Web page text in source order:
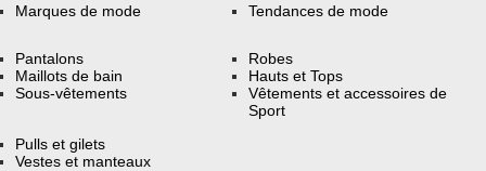
Marques de mode Tendances de mode
Pantalons
Maillots de bain
Sous-vêtements
Robes
Hauts et Tops
Vêtements et accessoires de
Sport
Pulls et gilets
Vestes et manteaux